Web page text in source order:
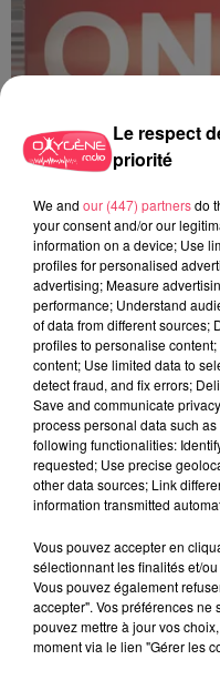
C'est plus ou c'est moins ? -
Le respect
priorité
We and our (447) partnersdo
your consent and/or our
information on a device; Use
profiles for personalised
advertising; Measure
performance; Understand
of data from different sources;
profiles to personalise
content; Use limited data to
detect fraud, and fix errors;
Save and communicate
process personal data such
following functionalities:
requested; Use precise
other data sources; Link
information transmitted
Vous pouvez accepter en
sélectionnant les finalités et/
Vous pouvez également
accepter". Vos préférences
pouvez mettre à jour vos
moment via le lien "Gérer les